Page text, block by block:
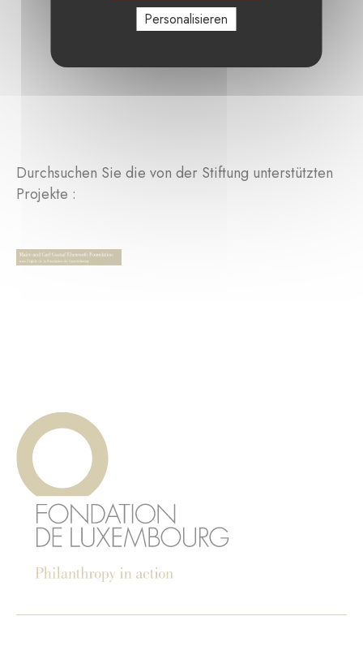
Durchsuchen Sie die von der Stiftung unterstützten
Projekte :
Personalisieren